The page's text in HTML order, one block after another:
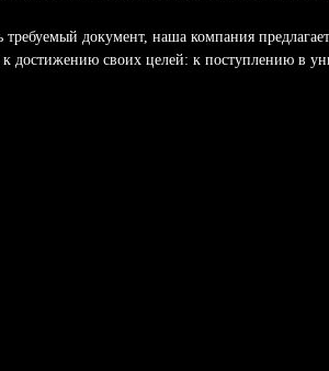
документ, наша компания
достижению своих целей: к поступлению в